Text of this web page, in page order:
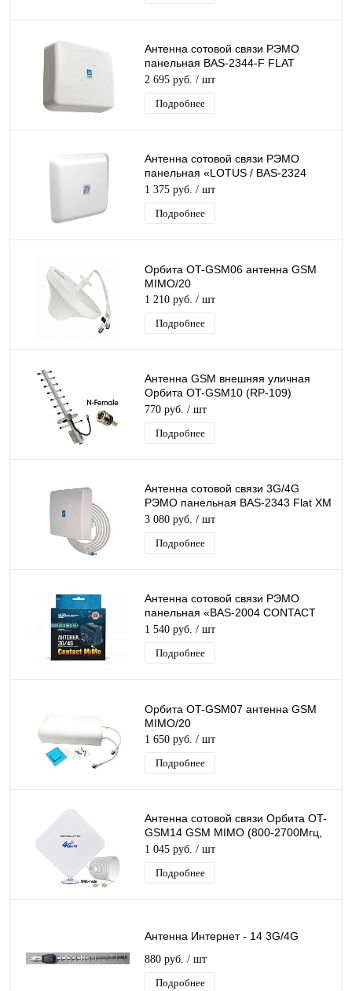
Антенна сотовой связи РЭМО
панельная BAS-2344-F FLAT
MULTIBAND MIMO 790-860 / 1700-
2700 2 F-разъема
2 695 руб. / шт
Подробнее
Антенна сотовой связи РЭМО
панельная «LOTUS / BAS-2324
FLAT-15F MiMo (2 F-разъема)
1 375 руб. / шт
Подробнее
Орбита OT-GSM06 антенна GSM
MIMO/20
1 210 руб. / шт
Подробнее
Антенна GSM внешняя уличная
Орбита OT-GSM10 (RP-109)
Частота 800-960Мгц, 13дБ,
наружная
770 руб. / шт
Подробнее
Антенна сотовой связи 3G/4G
РЭМО панельная BAS-2343 Flat XM
MiMo 1700-2700 МГц с USB
кабелем
3 080 руб. / шт
Подробнее
Антенна сотовой связи РЭМО
панельная «BAS-2004 CONTACT
MIMO» (CRC9)
1 540 руб. / шт
Подробнее
Орбита OT-GSM07 антенна GSM
MIMO/20
1 650 руб. / шт
Подробнее
Антенна сотовой связи Орбита OT-
GSM14 GSM MIMO (800-2700Мгц,
28дБ)
1 045 руб. / шт
Подробнее
Антенна Интернет - 14 3G/4G
880 руб. / шт
Подробнее